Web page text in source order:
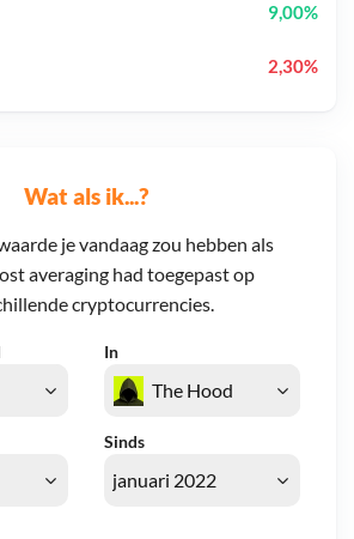
Wat als ik...?
je vandaag zou hebben als
averaging had toegepast op
cryptocurrencies.
In
Sinds
9,00%
2,30%